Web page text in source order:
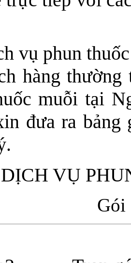
vụ phun
hàng
muỗi tại
đưa ra
VỤ